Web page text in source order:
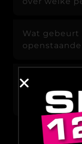
Wat gebeurt
Hoe kan ik
bij vragen
bedrag?